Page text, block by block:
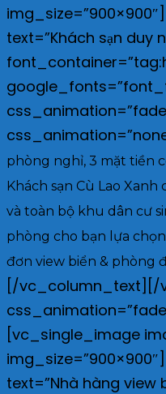
text=”Khách sạn duy
phòng nghỉ, 3 mặt tiền
Khách sạn Cù Lao
và toàn bộ khu dân cư
phòng cho bạn lựa
đơn view biển & phòng
[/vc_column_text][/
[vc_single_image
text=”Nhà hàng view